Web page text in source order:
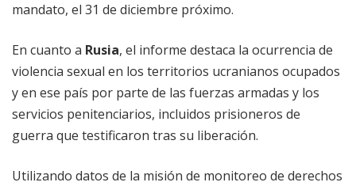
mandato, el 31 de diciembre próximo.
En cuanto a Rusia, el informe destaca la ocurrencia de
violencia sexual en los territorios ucranianos ocupados
y en ese país por parte de las fuerzas armadas y los
servicios penitenciarios, incluidos prisioneros de
guerra que testificaron tras su liberación.
Utilizando datos de la misión de monitoreo de derechos